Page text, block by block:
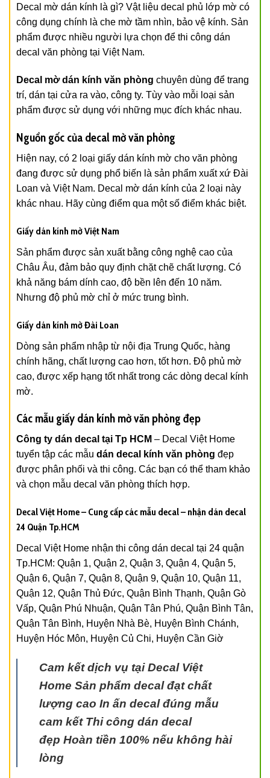
Decal mờ dán kính là gì? Vật liệu decal phủ lớp mờ có
công dụng chính là che mờ tầm nhìn, bảo vệ kính. Sản
phẩm được nhiều người lựa chọn để thi công dán
decal văn phòng tại Việt Nam.
Decal mờ dán kính văn phòng chuyên dùng để trang
trí, dán tại cửa ra vào, công ty. Tùy vào mỗi loại sản
phẩm được sử dụng với những mục đích khác nhau.
Nguồn gốc của decal mờ văn phòng
Hiện nay, có 2 loại giấy dán kính mờ cho văn phòng
đang được sử dụng phổ biến là sản phẩm xuất xứ Đài
Loan và Việt Nam. Decal mờ dán kính của 2 loại này
khác nhau. Hãy cùng điểm qua một số điểm khác biệt.
Giấy dán kính mờ Việt Nam
Sản phẩm được sản xuất bằng công nghệ cao của
Châu Âu, đảm bảo quy định chặt chẽ chất lượng. Có
khả năng bám dính cao, độ bền lên đến 10 năm.
Nhưng độ phủ mờ chỉ ở mức trung bình.
Giấy dán kính mờ Đài Loan
Dòng sản phẩm nhập từ nội địa Trung Quốc, hàng
chính hãng, chất lượng cao hơn, tốt hơn. Độ phủ mờ
cao, được xếp hạng tốt nhất trong các dòng decal kính
mờ.
Các mẫu giấy dán kính mờ văn phòng đẹp
Công ty dán decal tại Tp HCM – Decal Việt Home
tuyển tập các mẫu dán decal kính văn phòng đẹp
được phân phối và thi công. Các bạn có thể tham khảo
và chọn mẫu decal văn phòng thích hợp.
Decal Việt Home – Cung cấp các mẫu decal – nhận dán decal
24 Quận Tp.HCM
Decal Việt Home nhận thi công dán decal tại 24 quận
Tp.HCM: Quận 1, Quận 2, Quận 3, Quận 4, Quận 5,
Quận 6, Quận 7, Quận 8, Quận 9, Quận 10, Quận 11,
Quận 12, Quận Thủ Đức, Quận Bình Thạnh, Quận Gò
Vấp, Quận Phú Nhuận, Quận Tân Phú, Quận Bình Tân,
Quận Tân Bình, Huyện Nhà Bè, Huyện Bình Chánh,
Huyện Hóc Môn, Huyện Củ Chi, Huyện Cần Giờ
Cam kết dịch vụ tại Decal Việt
Home Sản phẩm decal đạt chất
lượng cao In ấn decal đúng mẫu
cam kết Thi công dán decal
đẹp Hoàn tiền 100% nếu không hài
lòng